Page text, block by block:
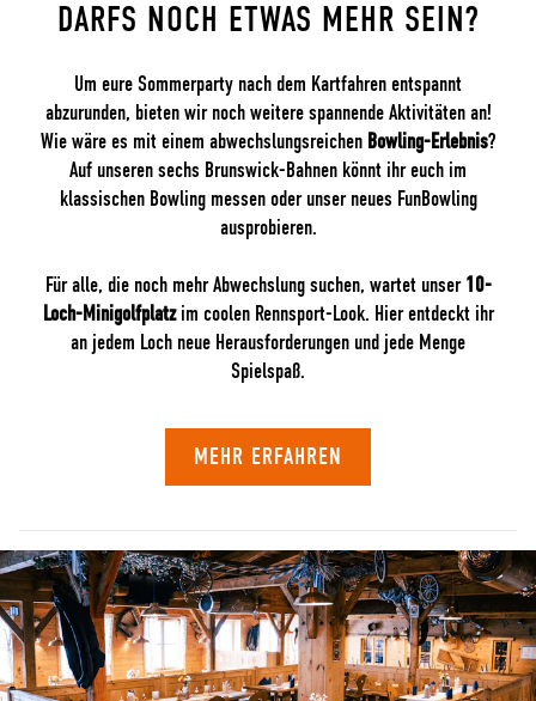
DARFS NOCH ETWAS MEHR SEIN?
Um eure Sommerparty nach dem Kartfahren entspannt
abzurunden, bieten wir noch weitere spannende Aktivitäten an!
Wie wäre es mit einem abwechslungsreichen Bowling-Erlebnis?
Auf unseren sechs Brunswick-Bahnen könnt ihr euch im
klassischen Bowling messen oder unser neues FunBowling
ausprobieren.
Für alle, die noch mehr Abwechslung suchen, wartet unser10-
Loch-Minigolfplatzim coolen Rennsport-Look. Hier entdeckt ihr
an jedem Loch neue Herausforderungen und jede Menge
Spielspaß.
MEHR ERFAHREN